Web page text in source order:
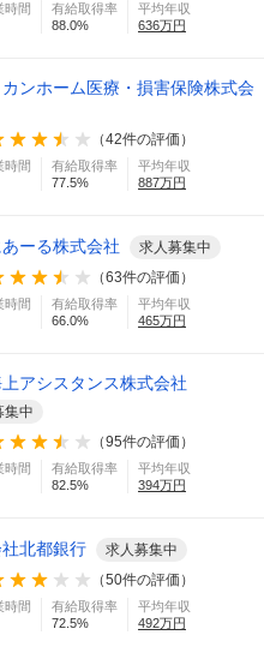
時間
有給取得率
88.0%
平均年収
636万円
ンホーム医療・損害保険株式会
（42件の評価）
時間
有給取得率
77.5%
平均年収
887万円
ーる株式会社 求人募集中
（63件の評価）
時間
有給取得率
66.0%
平均年収
465万円
アシスタンス株式会社
集中
（95件の評価）
時間
有給取得率
82.5%
平均年収
394万円
北都銀行 求人募集中
（50件の評価）
時間
有給取得率
72.5%
平均年収
492万円